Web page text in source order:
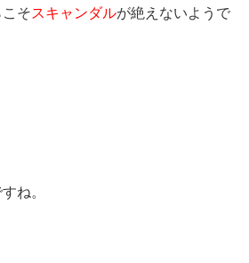
そスキャンダルが絶えないようで
ね。